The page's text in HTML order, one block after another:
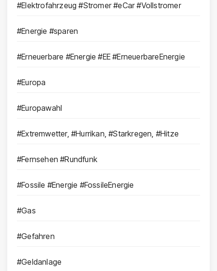
#Elektrofahrzeug #Stromer #eCar #Vollstromer
#Energie #sparen
#Erneuerbare #Energie #EE #ErneuerbareEnergie
#Europa
#Europawahl
#Extremwetter, #Hurrikan, #Starkregen, #Hitze
#Fernsehen #Rundfunk
#Fossile #Energie #FossileEnergie
#Gas
#Gefahren
#Geldanlage